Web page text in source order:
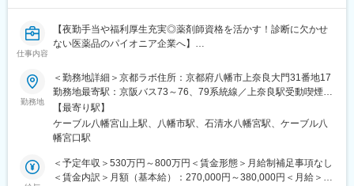
す。
１フロアで他チームもいる環境であり、アークレイグループ開発
も取りやすい環境となります。
変更の範囲：会社の定める業務
・OJT（約半年）
■ポジションの特徴：
本ポジションで担当いただくのは、糖尿病患者さま向けの
「血糖値管理」「食事記録」「歩数計」「バイタル管理」など、
日々の健康状態を一元的に管理できる機能を搭載し、患者さまの
セルフケアを支援する重要な役割を担っています。
本アプリケーションも、患者さま個人にとどまらず、医療機関や
企業への導入実績を多数有しています。実際のユーザーや医療現
っている点が大きな特長です。
仕事内容
【夜勤手当や福利厚生充実◎薬剤師資格を活かす！診断に欠かせ
ない医薬品のパイオニア企業へ】
■具体的な職務内容
・放射性医薬品の製造
・放射性医薬品の無菌試験、定量試験などの多種にわたる品質試
験
・放射性医薬品の製造から出荷までの管理
・新製剤、新技術の導入／改善／改良
※独り立ちするまで先輩がOJT形式・マンツーマンで丁寧にフォロ
ーします。
勤務地
＜勤務地詳細＞京都ラボ住所：京都府八幡市上奈良大門31番地17
勤務地最寄駅：京阪バス73～76、79系統線／上奈良駅受動喫煙対
策：敷地内全面禁煙変更の範囲：会社の定める事業所
【最寄り駅】
ケーブル八幡宮山上駅、八幡市駅、石清水八幡宮駅、ケーブル八
幡宮口駅
＜予定年収＞530万円～800万円＜賃金形態＞月給制補足事項なし
＜賃金内訳＞月額（基本給）：270,000円～380,000円＜月給＞